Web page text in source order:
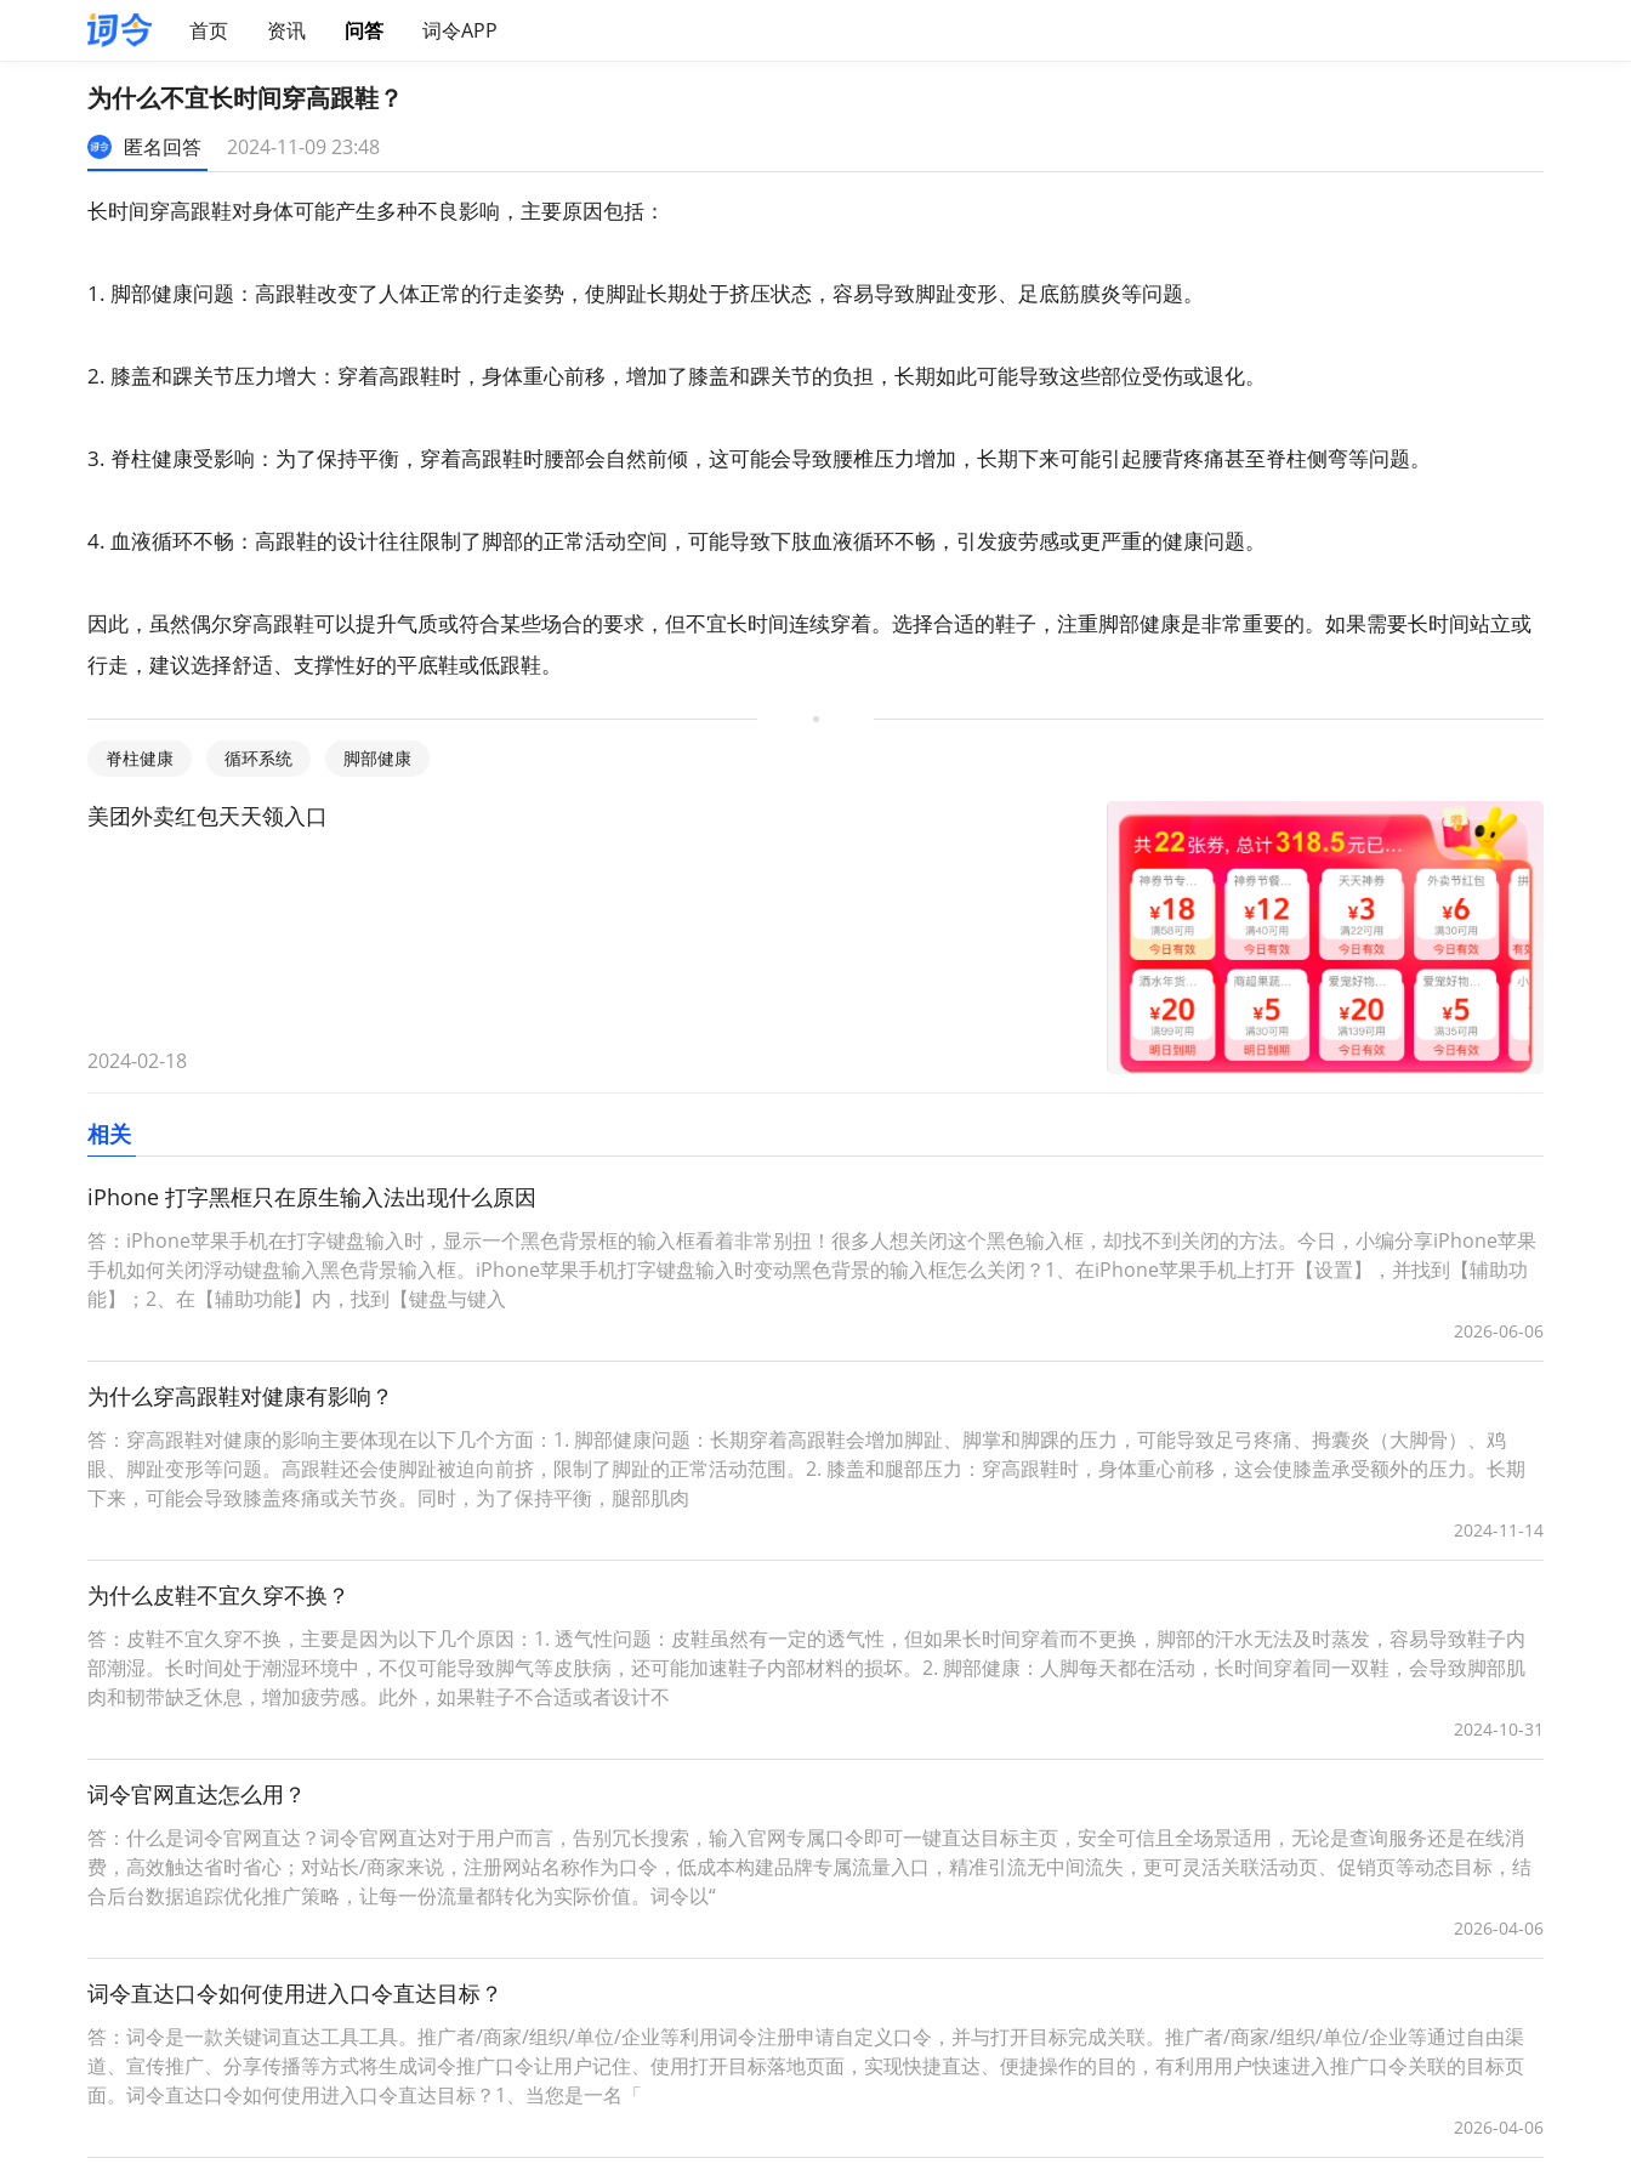
首页 资讯 问答 词令APP
为什么不宜长时间穿高跟鞋？
匿名回答 2024-11-09 23:48
长时间穿高跟鞋对身体可能产生多种不良影响，主要原因包括：
1. 脚部健康问题：高跟鞋改变了人体正常的行走姿势，使脚趾长期处于挤压状态，容易导致脚趾变形、足底筋膜炎等问题。
2. 膝盖和踝关节压力增大：穿着高跟鞋时，身体重心前移，增加了膝盖和踝关节的负担，长期如此可能导致这些部位受伤或退化。
3. 脊柱健康受影响：为了保持平衡，穿着高跟鞋时腰部会自然前倾，这可能会导致腰椎压力增加，长期下来可能引起腰背疼痛甚至脊柱侧弯等问题。
4. 血液循环不畅：高跟鞋的设计往往限制了脚部的正常活动空间，可能导致下肢血液循环不畅，引发疲劳感或更严重的健康问题。
因此，虽然偶尔穿高跟鞋可以提升气质或符合某些场合的要求，但不宜长时间连续穿着。选择合适的鞋子，注重脚部健康是非常重要的。如果需要长时间站立或
行走，建议选择舒适、支撑性好的平底鞋或低跟鞋。
脊柱健康 循环系统 脚部健康
美团外卖红包天天领入口
2024-02-18
相关
iPhone 打字黑框只在原生输入法出现什么原因
答：iPhone苹果手机在打字键盘输入时，显示一个黑色背景框的输入框看着非常别扭！很多人想关闭这个黑色输入框，却找不到关闭的方法。今日，小编分享iPhone苹果
手机如何关闭浮动键盘输入黑色背景输入框。iPhone苹果手机打字键盘输入时变动黑色背景的输入框怎么关闭？1、在iPhone苹果手机上打开【设置】，并找到【辅助功
能】；2、在【辅助功能】内，找到【键盘与键入
2026-06-06
为什么穿高跟鞋对健康有影响？
答：穿高跟鞋对健康的影响主要体现在以下几个方面：1. 脚部健康问题：长期穿着高跟鞋会增加脚趾、脚掌和脚踝的压力，可能导致足弓疼痛、拇囊炎（大脚骨）、鸡
眼、脚趾变形等问题。高跟鞋还会使脚趾被迫向前挤，限制了脚趾的正常活动范围。2. 膝盖和腿部压力：穿高跟鞋时，身体重心前移，这会使膝盖承受额外的压力。长期
下来，可能会导致膝盖疼痛或关节炎。同时，为了保持平衡，腿部肌肉
2024-11-14
为什么皮鞋不宜久穿不换？
答：皮鞋不宜久穿不换，主要是因为以下几个原因：1. 透气性问题：皮鞋虽然有一定的透气性，但如果长时间穿着而不更换，脚部的汗水无法及时蒸发，容易导致鞋子内
部潮湿。长时间处于潮湿环境中，不仅可能导致脚气等皮肤病，还可能加速鞋子内部材料的损坏。2. 脚部健康：人脚每天都在活动，长时间穿着同一双鞋，会导致脚部肌
肉和韧带缺乏休息，增加疲劳感。此外，如果鞋子不合适或者设计不
2024-10-31
词令官网直达怎么用？
答：什么是词令官网直达？词令官网直达对于用户而言，告别冗长搜索，输入官网专属口令即可一键直达目标主页，安全可信且全场景适用，无论是查询服务还是在线消
费，高效触达省时省心；对站长/商家来说，注册网站名称作为口令，低成本构建品牌专属流量入口，精准引流无中间流失，更可灵活关联活动页、促销页等动态目标，结
合后台数据追踪优化推广策略，让每一份流量都转化为实际价值。词令以“
2026-04-06
词令直达口令如何使用进入口令直达目标？
答：词令是一款关键词直达工具工具。推广者/商家/组织/单位/企业等利用词令注册申请自定义口令，并与打开目标完成关联。推广者/商家/组织/单位/企业等通过自由渠
道、宣传推广、分享传播等方式将生成词令推广口令让用户记住、使用打开目标落地页面，实现快捷直达、便捷操作的目的，有利用用户快速进入推广口令关联的目标页
面。词令直达口令如何使用进入口令直达目标？1、当您是一名「
2026-04-06